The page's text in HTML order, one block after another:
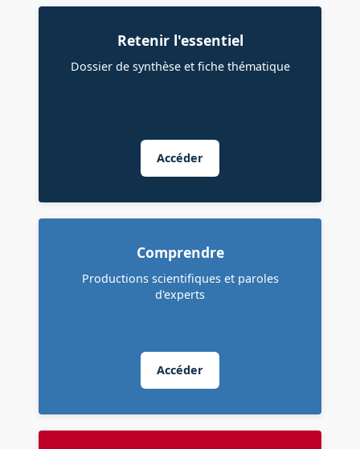
Retenir l'essentiel
Dossier de synthèse et fiche thématique
Accéder
Comprendre
Productions scientifiques et paroles
d'experts
Accéder